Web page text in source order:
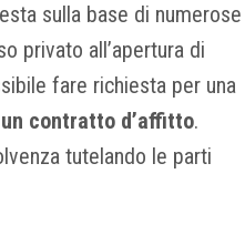
sulla base di numerose
privato all’apertura di
fare richiesta per una
contratto d’affitto.
tutelando le parti